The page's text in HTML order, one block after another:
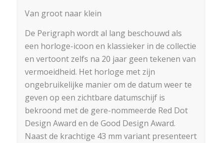
Van groot naar klein
De Perigraph wordt al lang beschouwd als
een horloge-icoon en klassieker in de collectie
en vertoont zelfs na 20 jaar geen tekenen van
vermoeidheid. Het horloge met zijn
ongebruikelijke manier om de datum weer te
geven op een zichtbare datumschijf is
bekroond met de gere-nommeerde Red Dot
Design Award en de Good Design Award.
Naast de krachtige 43 mm variant presenteert